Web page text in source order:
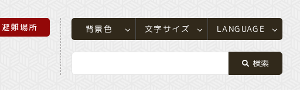
避難場所 背景色 文字サイズ LANGUAGE